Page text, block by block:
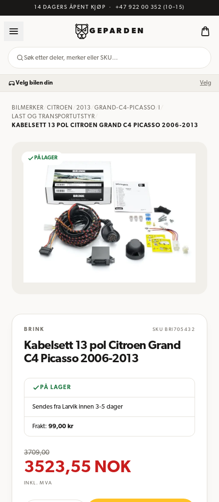
14 DAGERS ÅPENT KJØP · +47 922 00 352 (10–15)
GEPARDEN
Søk etter deler, merker eller SKU…
Velg bilen din Velg
BILMERKER/ CITROEN /2013 /GRAND-C4-PICASSO
LAST OG TRANSPORTUTSTYR
KABELSETT 13 POL CITROEN GRAND C4 PICASSO 2006-2013
PÅ LAGER
BRINK SKU BRI705432
Kabelsett 13 pol Citroen Grand
C4 Picasso 2006-2013
PÅ LAGER
Sendes fra Larvik innen 3-5 dager
Frakt: 99,00 kr
3709,00
3523,55 NOK
INKL. MVA